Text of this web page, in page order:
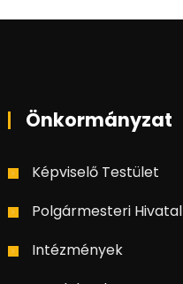
Önkormányzat
Képviselő Testület
Polgármesteri Hivatal
Intézmények